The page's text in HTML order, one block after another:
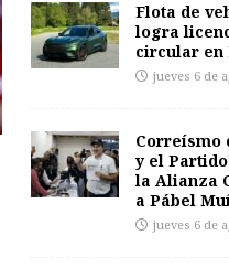
Flota de
logra
circular en
jueves 6 de
Correísmo
y el
la Alianza
a Pábel
jueves 6 de